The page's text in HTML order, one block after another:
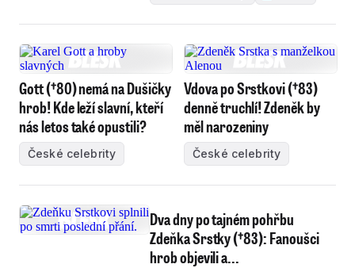
Gott (†80) nemá na Dušičky
hrob! Kde leží slavní, kteří
nás letos také opustili?
České celebrity
Vdova po Srstkovi (†83)
denně truchlí! Zdeněk by
měl narozeniny
České celebrity
Dva dny po tajném pohřbu
Zdeňka Srstky (†83): Fanoušci
hrob objevili a...